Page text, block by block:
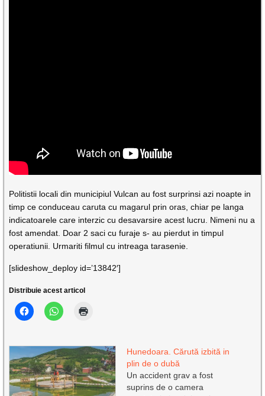
Politistii locali din municipiul Vulcan au fost surprinsi azi noapte in
timp ce conduceau caruta cu magarul prin oras, chiar pe langa
indicatoarele care interzic cu desavarsire acest lucru. Nimeni nu a
fost amendat. Doar 2 saci cu furaje s- au pierdut in timpul
operatiunii. Urmariti filmul cu intreaga tarasenie.
[slideshow_deploy id=’13842′]
Distribuie acest articol
Hunedoara. Cărută izbită in
plin de o dubă
Un accident grav a fost
suprins de o camera